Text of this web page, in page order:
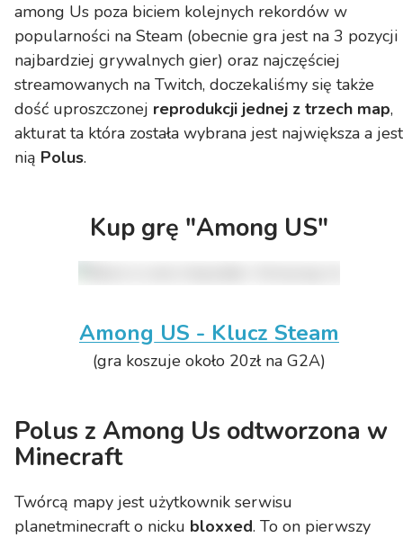
among Us poza biciem kolejnych rekordów w
popularności na Steam (obecnie gra jest na 3 pozycji
najbardziej grywalnych gier) oraz najczęściej
streamowanych na Twitch, doczekaliśmy się także
dość uproszczonej reprodukcji jednej z trzech map,
akturat ta która została wybrana jest największa a jest
nią Polus.
Kup grę "Among US"
Among US - Klucz Steam
(gra koszuje około 20zł na G2A)
Polus z Among Us odtworzona w
Minecraft
Twórcą mapy jest użytkownik serwisu
planetminecraft o nicku bloxxed. To on pierwszy